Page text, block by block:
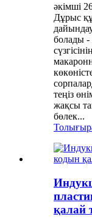
әкімші
Дұрыс
болады
теңіз
жақсы
бөлек...
қалай